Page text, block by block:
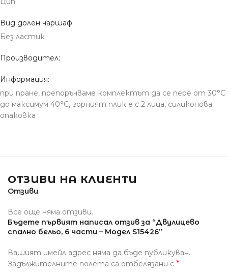
Вид долен чаршаф:
Без ластик
Производител:
Информация:
при пране, препоръчваме комплектът да се пере от 30°С
до максимум 40°С, горният плик е с 2 лица, силиконова
опаковка
ОТЗИВИ НА КЛИЕНТИ
Отзиви
Все още няма отзиви.
Бъдете първият написал отзив за “Двулицево
спално бельо, 6 части – Модел S15426”
Вашият имейл адрес няма да бъде публикуван.
Задължителните полета са отбелязани с *